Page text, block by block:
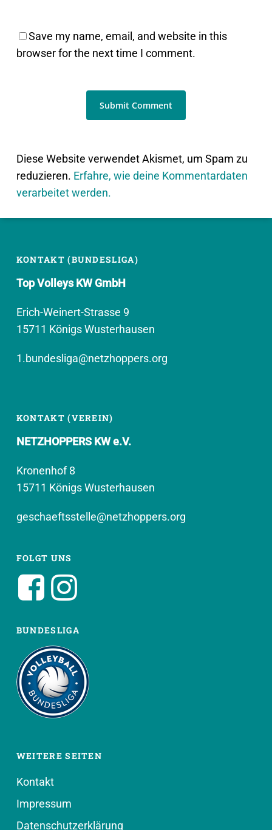
Save my name, email, and website in this
browser for the next time I comment.
Diese Website verwendet Akismet, um Spam zu
reduzieren. Erfahre, wie deine Kommentardaten
verarbeitet werden.
KONTAKT (BUNDESLIGA)
Top Volleys KW GmbH
Erich-Weinert-Strasse 9
15711 Königs Wusterhausen
1.bundesliga@netzhoppers.org
KONTAKT (VEREIN)
NETZHOPPERS KW e.V.
Kronenhof 8
15711 Königs Wusterhausen
geschaeftsstelle@netzhoppers.org
FOLGT UNS
BUNDESLIGA
WEITERE SEITEN
Kontakt
Impressum
Datenschutzerklärung